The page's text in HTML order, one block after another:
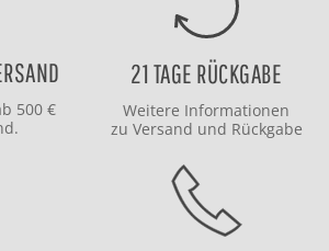
500 €
21 TAGE RÜCKGABE
Weitere Informationen
zu Versand und Rückgabe